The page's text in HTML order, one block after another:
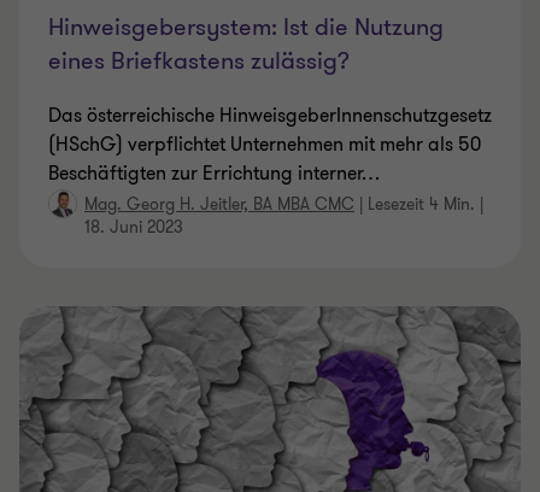
Hinweisgebersystem: Ist die Nutzung
eines Briefkastens zulässig?
Das österreichische HinweisgeberInnenschutzgesetz
(HSchG) verpflichtet Unternehmen mit mehr als 50
Beschäftigten zur Errichtung interner…
Mag. Georg H. Jeitler, BA MBA CMC | Lesezeit 4 Min. |
18. Juni 2023